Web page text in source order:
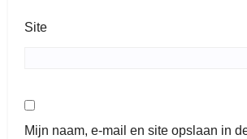
Site
Mijn naam, e-mail en site opslaan in